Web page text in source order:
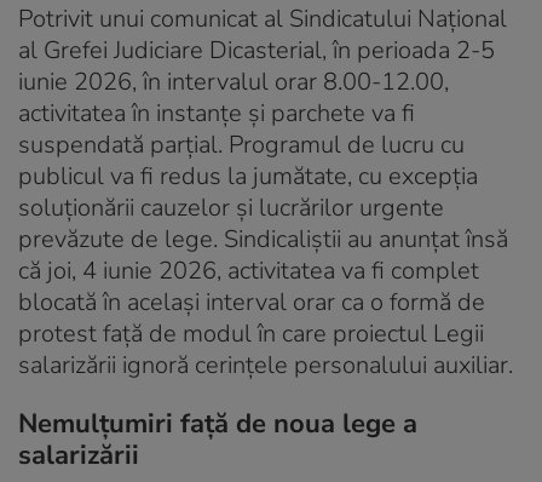
Potrivit unui comunicat al Sindicatului Național
al Grefei Judiciare Dicasterial, în perioada 2-5
iunie 2026, în intervalul orar 8.00-12.00,
activitatea în instanțe și parchete va fi
suspendată parțial. Programul de lucru cu
publicul va fi redus la jumătate, cu excepția
soluționării cauzelor și lucrărilor urgente
prevăzute de lege. Sindicaliștii au anunțat însă
că joi, 4 iunie 2026, activitatea va fi complet
blocată în același interval orar ca o formă de
protest față de modul în care proiectul Legii
salarizării ignoră cerințele personalului auxiliar.
Nemulțumiri față de noua lege a
salarizării